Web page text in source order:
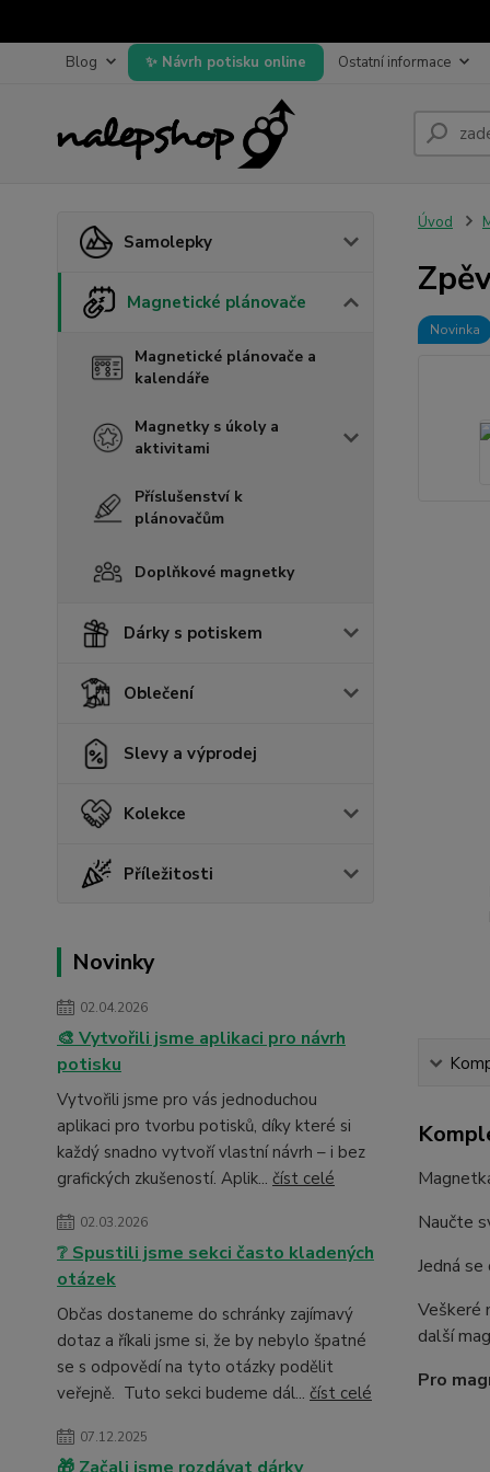
Blog Návrh potisku online Ostatní informace
Samolepky
Magnetické plánovače
Magnetické plánovače a
kalendáře
Magnetky s úkoly a
aktivitami
Příslušenství k
plánovačům
Doplňkové magnetky
Dárky s potiskem
Oblečení
Slevy a výprodej
Kolekce
Příležitosti
Novinky
02.04.2026
🎨 Vytvořili jsme aplikaci pro návrh
potisku
Vytvořili jsme pro vás jednoduchou
aplikaci pro tvorbu potisků, díky které si
každý snadno vytvoří vlastní návrh – i bez
grafických zkušeností. Aplik... číst celé
02.03.2026
❔ Spustili jsme sekci často kladených
otázek
Občas dostaneme do schránky zajímavý
dotaz a říkali jsme si, že by nebylo špatné
se s odpovědí na tyto otázky podělit
veřejně. Tuto sekci budeme dál... číst celé
07.12.2025
Úvod
Novinka
Naučte
Jedná
Veškeré
další
Pro